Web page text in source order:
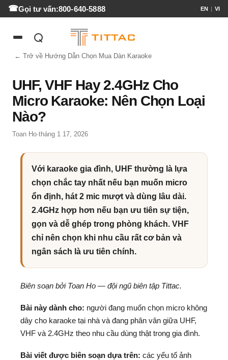
Gọi tư vấn:800-640-5888 EN | VI
← Trở về Hướng Dẫn Chọn Mua Dàn Karaoke
UHF, VHF Hay 2.4GHz Cho
Micro Karaoke: Nên Chọn Loại
Nào?
Toan Ho·tháng 1 17, 2026
Với karaoke gia đình, UHF thường là lựa
chọn chắc tay nhất nếu bạn muốn micro
ổn định, hát 2 mic mượt và dùng lâu dài.
2.4GHz hợp hơn nếu bạn ưu tiên sự tiện,
gọn và dễ ghép trong phòng khách. VHF
chỉ nên chọn khi nhu cầu rất cơ bản và
ngân sách là ưu tiên chính.
Biên soạn bởi Toan Ho — đội ngũ biên tập Tittac.
Bài này dành cho: người đang muốn chọn micro không
dây cho karaoke tại nhà và đang phân vân giữa UHF,
VHF và 2.4GHz theo nhu cầu dùng thật trong gia đình.
Bài viết được biên soạn dựa trên: các yếu tố ảnh